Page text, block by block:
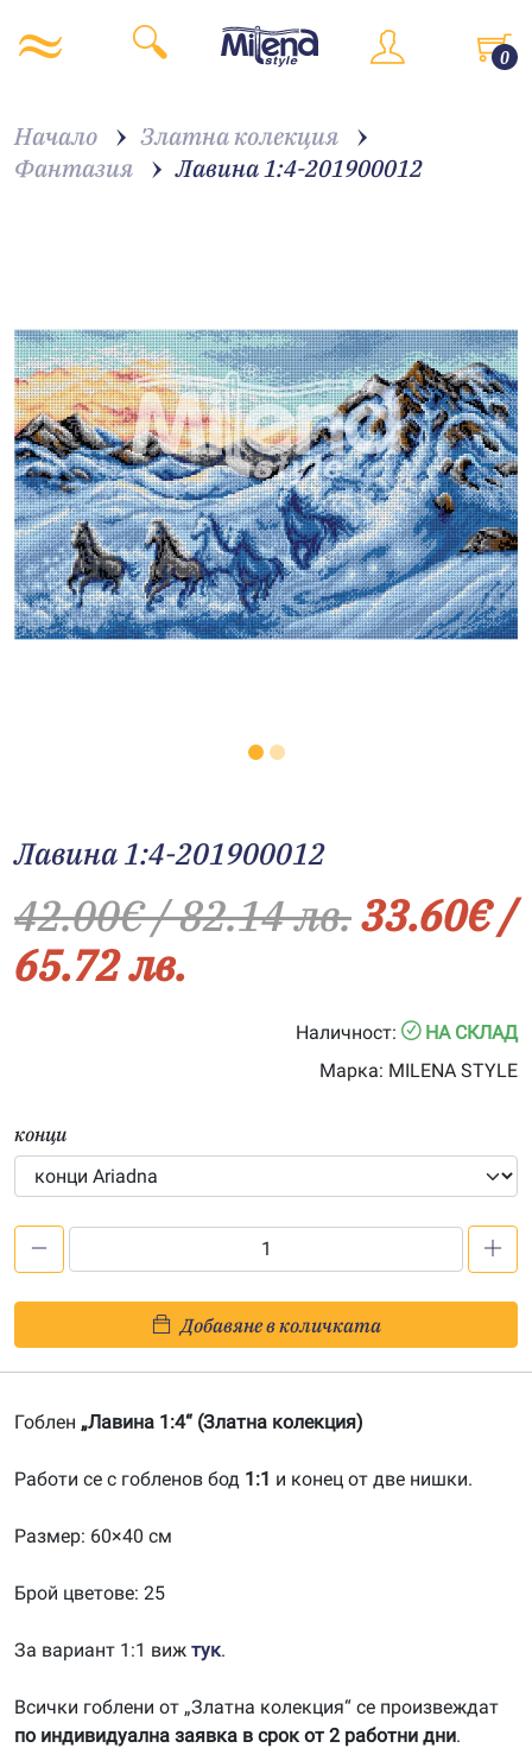
0
Начало
Златна колекция
Фантазия
Лавина 1:4-201900012
Лавина 1:4-201900012
42.00€/ 82.14 лв.33.60€/
65.72 лв.
Наличност:
НА СКЛАД
Марка: MILENA STYLE
конци
1:4-
201900012
Добавяне в количката
Гоблен „Лавина 1:4“ (Златна колекция)
Работи се с гобленов бод 1:1 и конец от две нишки.
Размер: 60×40 см
Брой цветове: 25
За вариант 1:1 виж тук.
Всички гоблени от „Златна колекция“ се произвеждат
по индивидуална заявка в срок от 2 работни дни.